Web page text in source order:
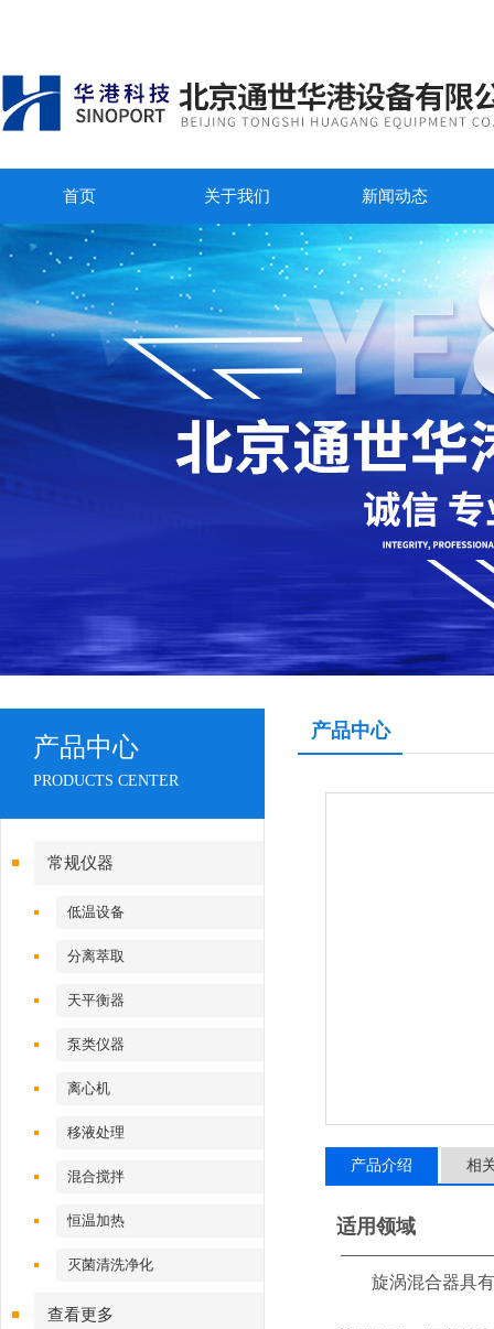
首页 关于我们 新闻动态
产品中心
PRODUCTS CENTER
常规仪器
低温设备
分离萃取
天平衡器
泵类仪器
离心机
移液处理
混合搅拌
恒温加热
灭菌清洗净化
查看更多
产品中心
产品介绍 相
适用领域
旋涡混合器具有